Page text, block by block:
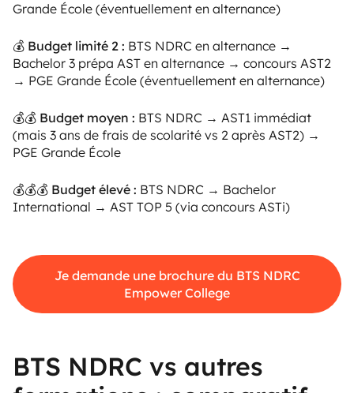
Grande École (éventuellement en alternance)
💰 Budget limité 2 : BTS NDRC en alternance →
Bachelor 3 prépa AST en alternance → concours AST2
→ PGE Grande École (éventuellement en alternance)
💰💰 Budget moyen : BTS NDRC → AST1 immédiat
(mais 3 ans de frais de scolarité vs 2 après AST2) →
PGE Grande École
💰💰💰 Budget élevé : BTS NDRC → Bachelor
International → AST TOP 5 (via concours ASTi)
Je demande une brochure du BTS NDRC
Empower College
BTS NDRC vs autres